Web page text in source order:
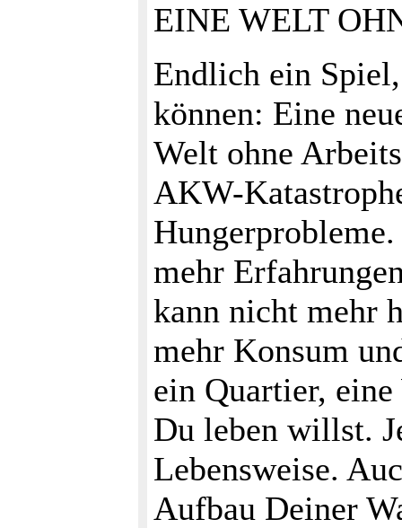
EINE WELT
Endlich ein
können: Eine
Welt ohne
AKW-
mehr
kann nicht mehr
mehr Konsum
ein Quartier,
Du leben willst.
Lebensweise.
Aufbau Deiner